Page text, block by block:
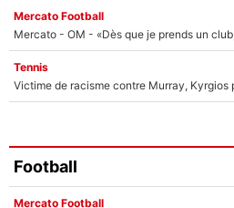
Mercato Football
Tennis
Football
Mercato Football